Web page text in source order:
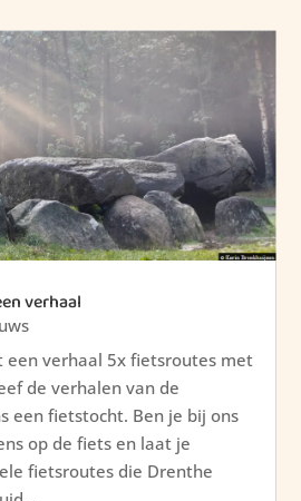
verhaal
een verhaal 5x fietsroutes met
de verhalen van de
een fietstocht. Ben je bij ons
op de fiets en laat je
fietsroutes die Drenthe